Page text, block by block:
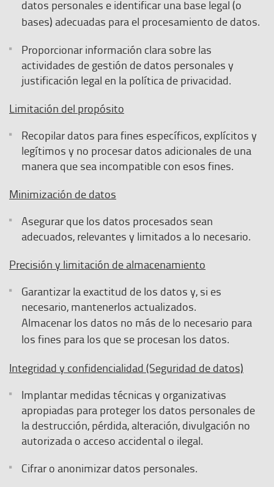
datos personales e identificar una base legal (o
bases) adecuadas para el procesamiento de datos.
Proporcionar información clara sobre las
actividades de gestión de datos personales y
justificación legal en la política de privacidad.
Limitación del propósito
Recopilar datos para fines específicos, explícitos y
legítimos y no procesar datos adicionales de una
manera que sea incompatible con esos fines.
Minimización de datos
Asegurar que los datos procesados sean
adecuados, relevantes y limitados a lo necesario.
Precisión y limitación de almacenamiento
Garantizar la exactitud de los datos y, si es
necesario, mantenerlos actualizados.
Almacenar los datos no más de lo necesario para
los fines para los que se procesan los datos.
Integridad y confidencialidad (Seguridad de datos)
Implantar medidas técnicas y organizativas
apropiadas para proteger los datos personales de
la destrucción, pérdida, alteración, divulgación no
autorizada o acceso accidental o ilegal.
Cifrar o anonimizar datos personales.